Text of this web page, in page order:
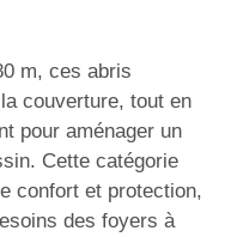
m, ces abris
couverture, tout en
pour aménager un
Cette catégorie
confort et protection,
des foyers à